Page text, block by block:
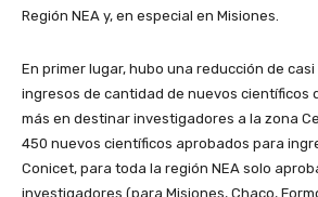
Región NEA y, en especial en Misiones.
En primer lugar, hubo una reducción de casi
ingresos de cantidad de nuevos científicos
más en destinar investigadores a la zona
450 nuevos científicos aprobados para
Conicet, para toda la región NEA solo
investigadores (para Misiones, Chaco,